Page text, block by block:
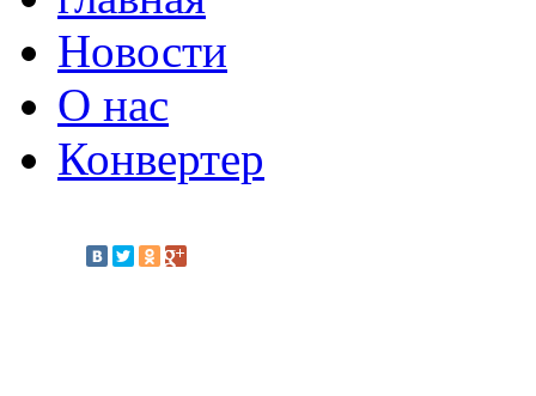
Новости
О нас
Конвертер